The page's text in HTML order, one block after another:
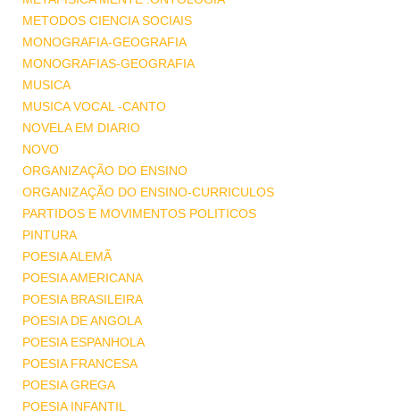
METODOS CIENCIA SOCIAIS
MONOGRAFIA-GEOGRAFIA
MONOGRAFIAS-GEOGRAFIA
MUSICA
MUSICA VOCAL -CANTO
NOVELA EM DIARIO
NOVO
ORGANIZAÇÃO DO ENSINO
ORGANIZAÇÃO DO ENSINO-CURRICULOS
PARTIDOS E MOVIMENTOS POLITICOS
PINTURA
POESIA ALEMÃ
POESIA AMERICANA
POESIA BRASILEIRA
POESIA DE ANGOLA
POESIA ESPANHOLA
POESIA FRANCESA
POESIA GREGA
POESIA INFANTIL